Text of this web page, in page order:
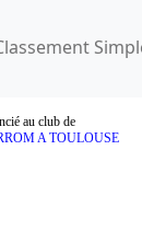
au club de
A TOULOUSE